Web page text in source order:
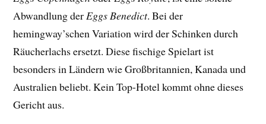
Abwandlung der Eggs Benedict. Bei der
hemingway’schen Variation wird der Schinken durch
Räucherlachs ersetzt. Diese fischige Spielart ist
besonders in Ländern wie Großbritannien, Kanada und
Australien beliebt. Kein Top-Hotel kommt ohne dieses
Gericht aus.